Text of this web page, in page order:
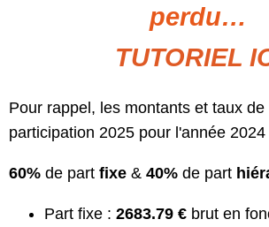
perdu…
TUTORIEL
Pour rappel, les montants et taux
participation 2025 pour l'année 2024
60% de part fixe & 40% de part
Part fixe : 2683.79 € brut en